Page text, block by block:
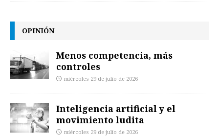
OPINIÓN
Menos competencia, más
controles
miércoles 29 de julio de 2026
Inteligencia artificial y el
movimiento ludita
miércoles 29 de julio de 2026